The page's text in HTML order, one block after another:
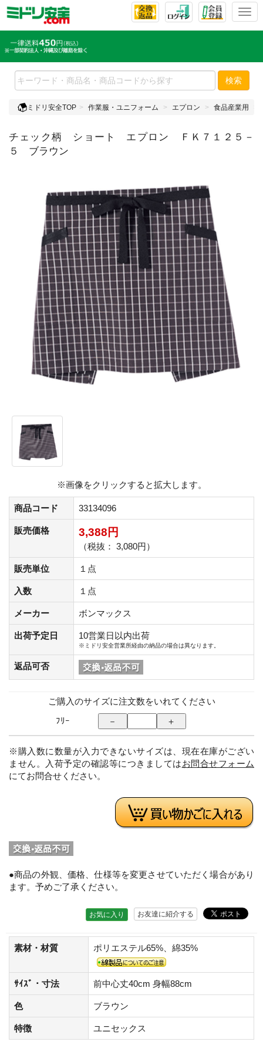
T
l
e
n
v
g
検索
ミドリ安全TOP 作業服・ユニフォーム エプロン 食品産業用
チェック柄 ショート エプロン ＦＫ７１２５－
５ ブラウン
※画像をクリックすると拡大します。
商品コード 33134096
販売価格 3,388円
（税抜： 3,080円）
販売単位 １点
入数 １点
メーカー ボンマックス
出荷予定日 10営業日以内出荷
※ミドリ安全営業所経由の納品の場合は異なります。
返品可否
ご購入のサイズに注文数をいれてください
ﾌﾘｰ
※購入数に数量が入力できないサイズは、現在在庫がござい
ません。入荷予定の確認等につきましてはお問合せフォーム
にてお問合せください。
●商品の外観、価格、仕様等を変更させていただく場合があり
ます。予めご了承ください。
お友達に紹介する
お気に入り
素材・材質 ポリエステル65%、綿35%
ｻｲｽﾞ・寸法 前中心丈40cm 身幅88cm
色 ブラウン
特徴 ユニセックス